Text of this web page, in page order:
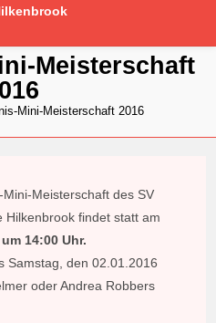
Meisterschaft
Mini-Meisterschaft 2016
Meisterschaft des SV
Hilkenbrook findet statt am
14:00 Uhr.
Samstag, den 02.01.2016
oder Andrea Robbers